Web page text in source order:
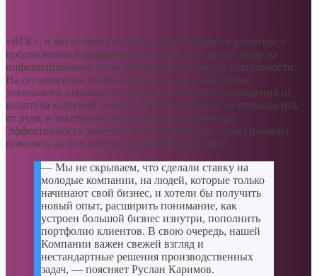
«ВГК», в числе приоритетов которой является развитие и
продвижение в цифровом пространстве, делает упор на
информационные технологии во всех сферах деятельности.
На сегодня одна из прикладных задач – внедрение
технологии перевода и передачи голосового сообщения от
водителя колесной техники, что называется, не отрывая рук
от руля, в текстовое сообщение для диспетчера.
Эффективность решения таких небольших задач способна
повлиять на показатели предприятия в целом.
— Мы не скрываем, что сделали ставку на
молодые компании, на людей, которые только
начинают свой бизнес, и хотели бы получить
новый опыт, расширить понимание, как
устроен большой бизнес изнутри, пополнить
портфолио клиентов. В свою очередь, нашей
Компании важен свежей взгляд и
нестандартные решения производственных
задач, — поясняет Руслан Каримов.